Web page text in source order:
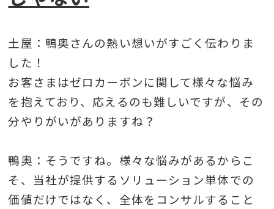
土屋：鴨奥さんの熱い想いがすごく伝わりま
した！
お客さまはゼロカーボンに関して様々な悩み
を抱えており、応えるのも難しいですが、その
分やりがいがありますね？
鴨奥：そうですね。様々な悩みがあるからこ
そ、当社が提供するソリューション単体での
価値だけではなく、全体をコンサルすること